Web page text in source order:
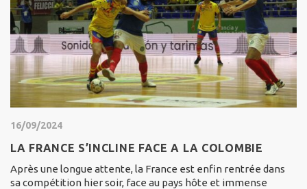
16/09/2024
LA FRANCE S’INCLINE FACE A LA COLOMBIE
Après une longue attente, la France est enfin rentrée dans
sa compétition hier soir, face au pays hôte et immense